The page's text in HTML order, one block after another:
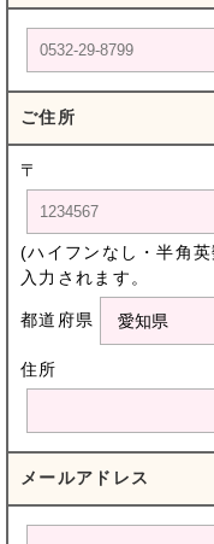
ご住所
〒
(ハイフンなし・半角
入力されます。
都道府県
住所
メールアドレス